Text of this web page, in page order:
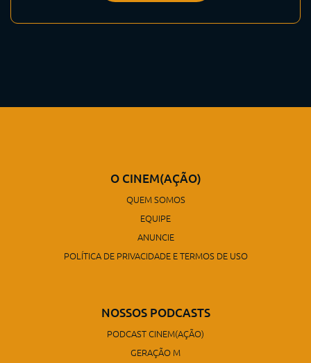
O CINEM(AÇÃO)
QUEM SOMOS
EQUIPE
ANUNCIE
POLÍTICA DE PRIVACIDADE E TERMOS DE USO
NOSSOS PODCASTS
PODCAST CINEM(AÇÃO)
GERAÇÃO M